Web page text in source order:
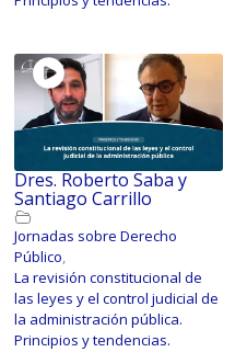
Dres. Roberto Saba y
Santiago Carrillo
Jornadas sobre Derecho
Público,
La revisión constitucional de
las leyes y el control judicial de
la administración pública.
Principios y tendencias.